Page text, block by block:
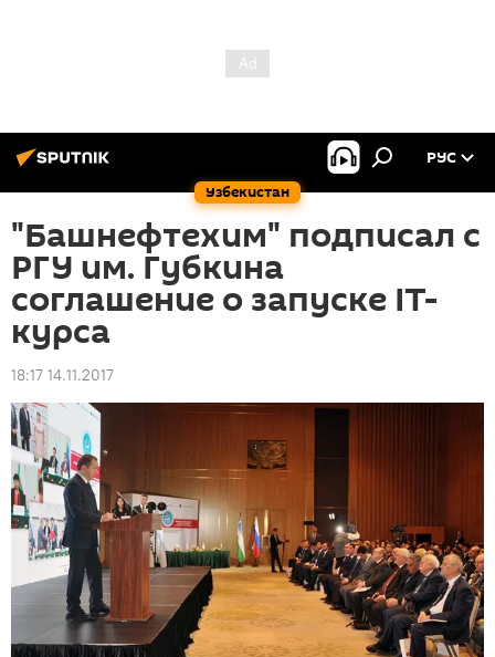
Узбекистан
РУС
"Башнефтехим" подписал с
РГУ им. Губкина
соглашение о запуске IT-
курса
18:17 14.11.2017